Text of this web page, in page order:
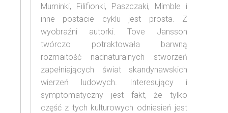
Muminki, Filifionki, Paszczaki, Mimble i
inne postacie cyklu jest prosta. Z
wyobraźni autorki. Tove Jansson
twórczo potraktowała barwną
rozmaitość nadnaturalnych stworzeń
zapełniających świat skandynawskich
wierzeń ludowych. Interesujący i
symptomatyczny jest fakt, że tylko
część z tych kulturowych odniesień jest